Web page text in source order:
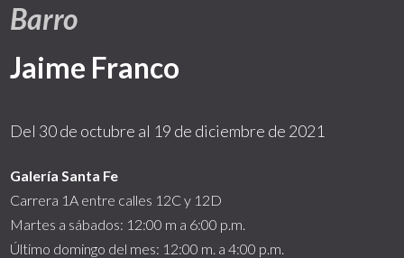
Barro
Jaime Franco
Del 30 de octubre al 19 de diciembre de 2021
Galería Santa Fe
Carrera 1A entre calles 12C y 12D
Martes a sábados: 12:00 m a 6:00 p.m.
Último domingo del mes: 12:00 m. a 4:00 p.m.